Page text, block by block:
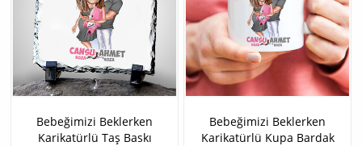
Bebeğimizi Beklerken
Karikatürlü Taş Baskı
Bebeğimizi Beklerken
Karikatürlü Kupa Bardak